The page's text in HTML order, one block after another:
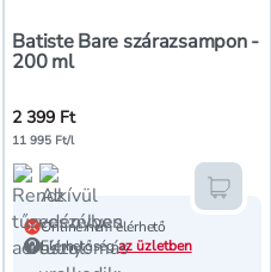
teszem
Batiste Bare szárazsampon -
200 ml
2 399 Ft
11 995 Ft/l
Online nem elérhető
Elérhetőségaz üzletben